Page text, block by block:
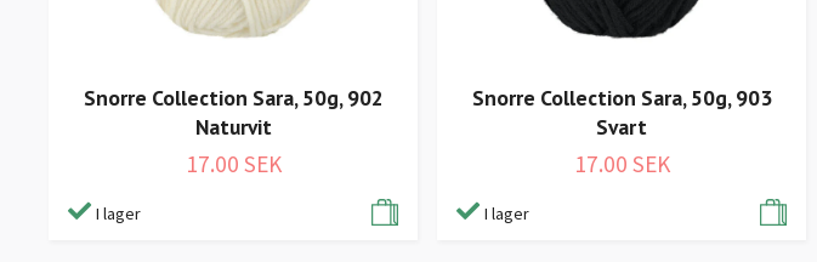
Snorre Collection Sara, 50g, 902
Naturvit
17.00 SEK
I lager
Snorre Collection Sara, 50g, 903
Svart
17.00 SEK
I lager